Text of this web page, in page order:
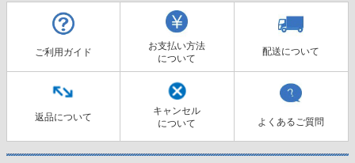
ご利用ガイド
お支払い方法
について
配送について
返品について
キャンセル
について
よくあるご質問